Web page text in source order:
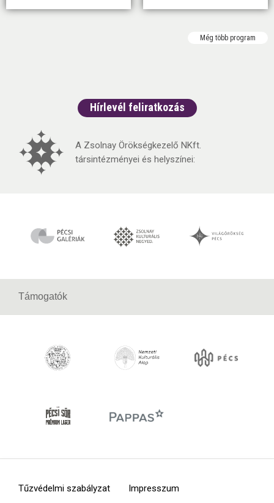
Még több program
Hírlevél feliratkozás
A Zsolnay Örökségkezelő NKft.
társintézményei és helyszínei:
Támogatók
Tűzvédelmi szabályzat Impresszum